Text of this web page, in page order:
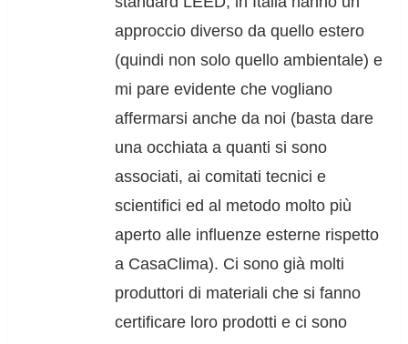
approccio diverso da quello estero
(quindi non solo quello ambientale) e
mi pare evidente che vogliano
affermarsi anche da noi (basta dare
una occhiata a quanti si sono
associati, ai comitati tecnici e
scientifici ed al metodo molto più
aperto alle influenze esterne rispetto
a CasaClima). Ci sono già molti
produttori di materiali che si fanno
certificare loro prodotti e ci sono